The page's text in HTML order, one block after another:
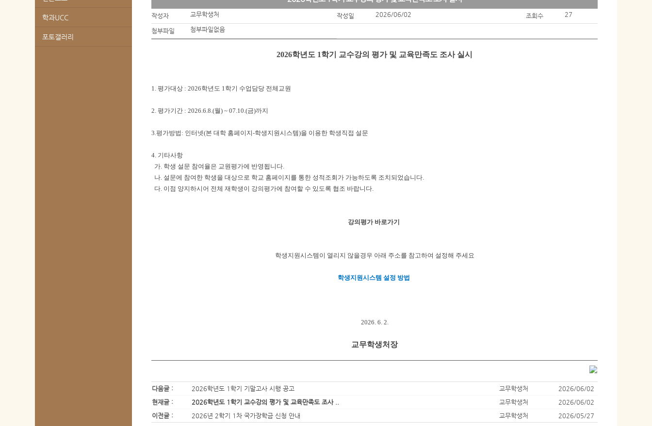
학과UCC
포토갤러리
작성자 교무학생처 작성일 2026/06/02 조회수 27
첨부파일 첨부파일없음
2026학년도 1학기 교수강의 평가 및 교육만족도 조사 실시
1. 평가대상 : 2026학년도 1학기 수업담당 전체교원
2. 평가기간 : 2026.6.8.(월) ~ 07.10.(금)까지
3. 평가방법 : 인터넷(본 대학 홈페이지 - 학생지원시스템)을 이용한 학생직접 설문
4. 기타사항
가. 학생 설문 참여율은 교원평가에 반영됩니다.
나. 설문에 참여한 학생을 대상으로 학교 홈페이지를 통한 성적조회가 가능하도록 조치되었습니다.
다. 이점 양지하시어 전체 재학생이 강의평가에 참여할 수 있도록 협조 바랍니다.
강의평가 바로가기
학생지원시스템이 열리지 않을경우 아래 주소를 참고하여 설정해 주세요
학생지원시스템 설정 방법
2026. 6. 2.
교무학생처장
다음글 : 2026학년도 1학기 기말고사 시행 공고 교무학생처
2026/06/02
현재글 :
2026학년도 1학기 교수강의 평가 및 교육만족도 조사 .. 교무학생처
2026/06/02
이전글 :
2026년 2학기 1차 국가장학금 신청 안내 교무학생처 2026/05/27